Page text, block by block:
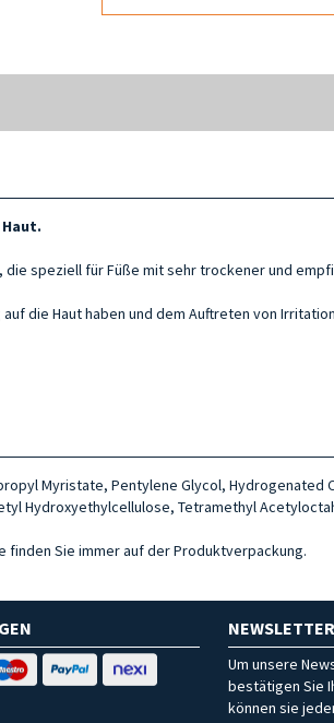
speziell für Füße mit sehr trockener und
die Haut haben und dem Auftreten von
Myristate, Pentylene Glycol,
Hydroxyethylcellulose, Tetramethyl
finden Sie immer auf der Produktverpackung.
NEWSLETTER
Um unsere
bestätigen Sie
können sie